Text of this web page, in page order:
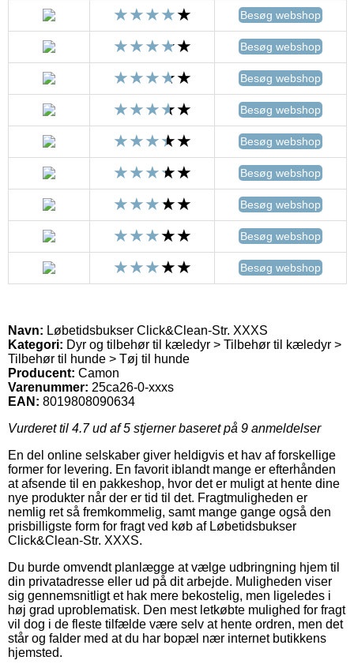
Besøg webshop
Besøg webshop
Besøg webshop
Besøg webshop
Besøg webshop
Besøg webshop
Besøg webshop
Besøg webshop
Besøg webshop
Navn: Løbetidsbukser Click&Clean-Str. XXXS
Kategori: Dyr og tilbehør til kæledyr > Tilbehør til kæledyr >
Tilbehør til hunde > Tøj til hunde
Producent: Camon
Varenummer: 25ca26-0-xxxs
EAN: 8019808090634
Vurderet til 4.7ud af 5 stjerner baseret på 9 anmeldelser
En del online selskaber giver heldigvis et hav af forskellige
former for levering. En favorit iblandt mange er efterhånden
at afsende til en pakkeshop, hvor det er muligt at hente dine
nye produkter når der er tid til det. Fragtmuligheden er
nemlig ret så fremkommelig, samt mange gange også den
prisbilligste form for fragt ved køb af Løbetidsbukser
Click&Clean-Str. XXXS.
Du burde omvendt planlægge at vælge udbringning hjem til
din privatadresse eller ud på dit arbejde. Muligheden viser
sig gennemsnitligt et hak mere bekostelig, men ligeledes i
høj grad uproblematisk. Den mest letkøbte mulighed for fragt
vil dog i de fleste tilfælde være selv at hente ordren, men det
står og falder med at du har bopæl nær internet butikkens
hjemsted.